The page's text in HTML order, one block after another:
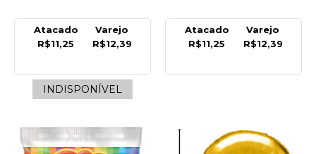
R$12,39
COMPRAR
INDISPONÍVEL
Atacado
R$11,25
Varejo
R$12,39
INDISPONÍVEL
Atacado
R$11,25
Varejo
R$12,39